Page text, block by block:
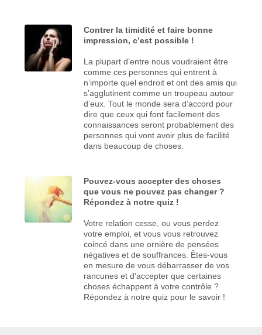
Contrer la timidité et faire bonne
impression, c’est possible !
La plupart d’entre nous voudraient être
comme ces personnes qui entrent à
n’importe quel endroit et ont des amis qui
s’agglutinent comme un troupeau autour
d’eux. Tout le monde sera d’accord pour
dire que ceux qui font facilement des
connaissances seront probablement des
personnes qui vont avoir plus de facilité
dans beaucoup de choses.
Pouvez-vous accepter des choses
que vous ne pouvez pas changer ?
Répondez à notre quiz !
Votre relation cesse, ou vous perdez
votre emploi, et vous vous retrouvez
coincé dans une ornière de pensées
négatives et de souffrances. Êtes-vous
en mesure de vous débarrasser de vos
rancunes et d'accepter que certaines
choses échappent à votre contrôle ?
Répondez à notre quiz pour le savoir !